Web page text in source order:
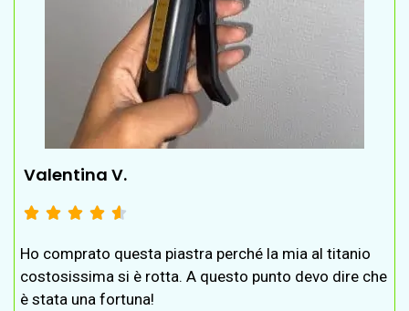
Valentina V.
    
Ho comprato questa piastra perché la mia al titanio
costosissima si è rotta. A questo punto devo dire che
è stata una fortuna!